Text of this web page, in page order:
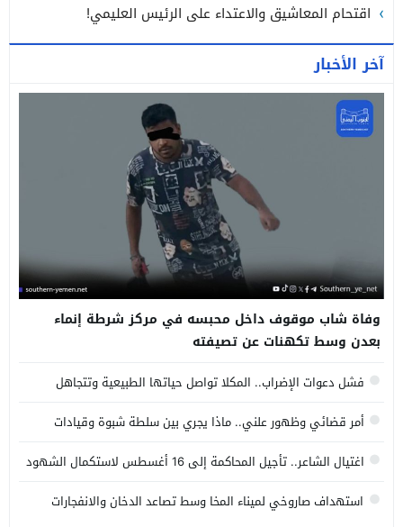
اقتحام المعاشيق والاعتداء على الرئيس العليمي!
آخر الأخبار
وفاة شاب موقوف داخل محبسه في مركز شرطة إنماء
بعدن وسط تكهنات عن تصيفته
فشل دعوات الإضراب.. المكلا تواصل حياتها الطبيعية وتتجاهل
أمر قضائي وظهور علني.. ماذا يجري بين سلطة شبوة وقيادات
اغتيال الشاعر.. تأجيل المحاكمة إلى 16 أغسطس لاستكمال الشهود
استهداف صاروخي لميناء المخا وسط تصاعد الدخان والانفجارات